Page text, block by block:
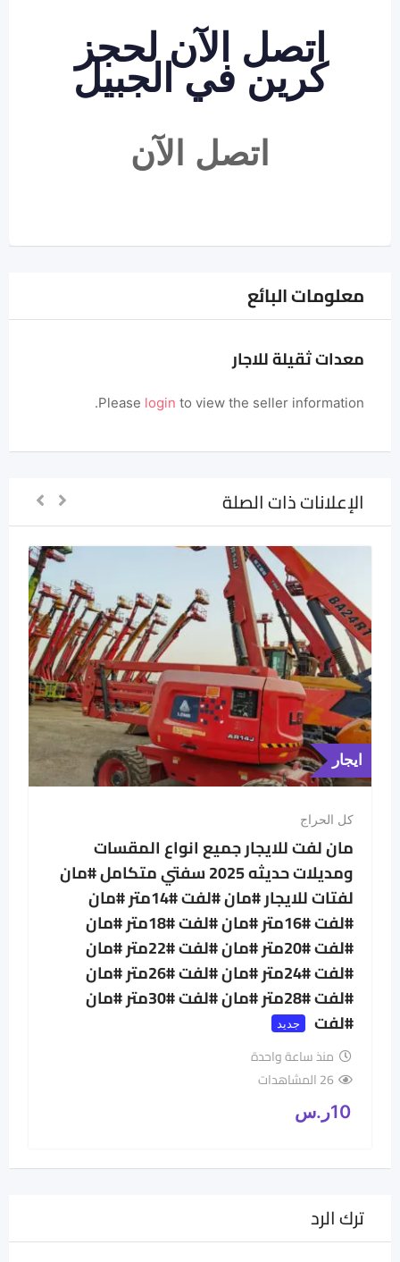
اتصل الآن لحجز
كرين في الجبيل
اتصل الآن
معلومات البائع
معدات ثقيلة للاجار
Please login to view the seller information.
الإعلانات ذات الصلة
ايجار
كل الحراج
مان لفت للايجار جميع انواع المقسات
ومديلات حديثه 2025 سفتي متكامل #مان
لفتات للايجار #مان #لفت #14متر #مان
#لفت #16متر #مان #لفت #18متر #مان
#لفت #20متر #مان #لفت #22متر #مان
#لفت #24متر #مان #لفت #26متر #مان
#لفت #28متر #مان #لفت #30متر #مان
#لفت
جديد
منذ ساعة واحدة
26 المشاهدات
10ر.س
ترك الرد